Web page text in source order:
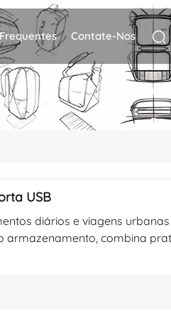
Contate-Nos
USB
diários e viagens urbanas
combina